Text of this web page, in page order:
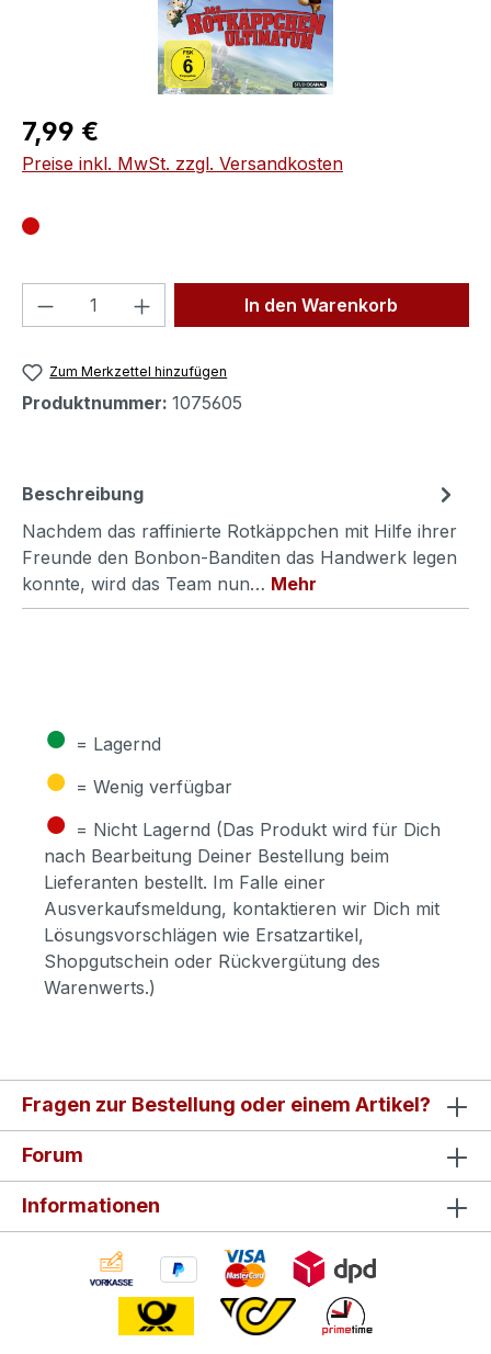
Regulärer Preis:
7,99 €
Preise inkl. MwSt. zzgl. Versandkosten
Produkt Anzahl: Gib denIn den Warenkorb
Zum Merkzettel hinzufügen
Produktnummer: 1075605
Beschreibung
Nachdem das raffinierte Rotkäppchen mit Hilfe ihrer
Freunde den Bonbon-Banditen das Handwerk legen
konnte, wird das Team nun… Mehr
● = Lagernd
● = Wenig verfügbar
● = Nicht Lagernd (Das Produkt wird für Dich
nach Bearbeitung Deiner Bestellung beim
Lieferanten bestellt. Im Falle einer
Ausverkaufsmeldung, kontaktieren wir Dich mit
Lösungsvorschlägen wie Ersatzartikel,
Shopgutschein oder Rückvergütung des
Warenwerts.)
Fragen zur Bestellung oder einem Artikel?
Forum
Informationen